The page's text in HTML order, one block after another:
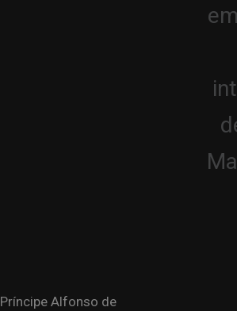
Alfonso de